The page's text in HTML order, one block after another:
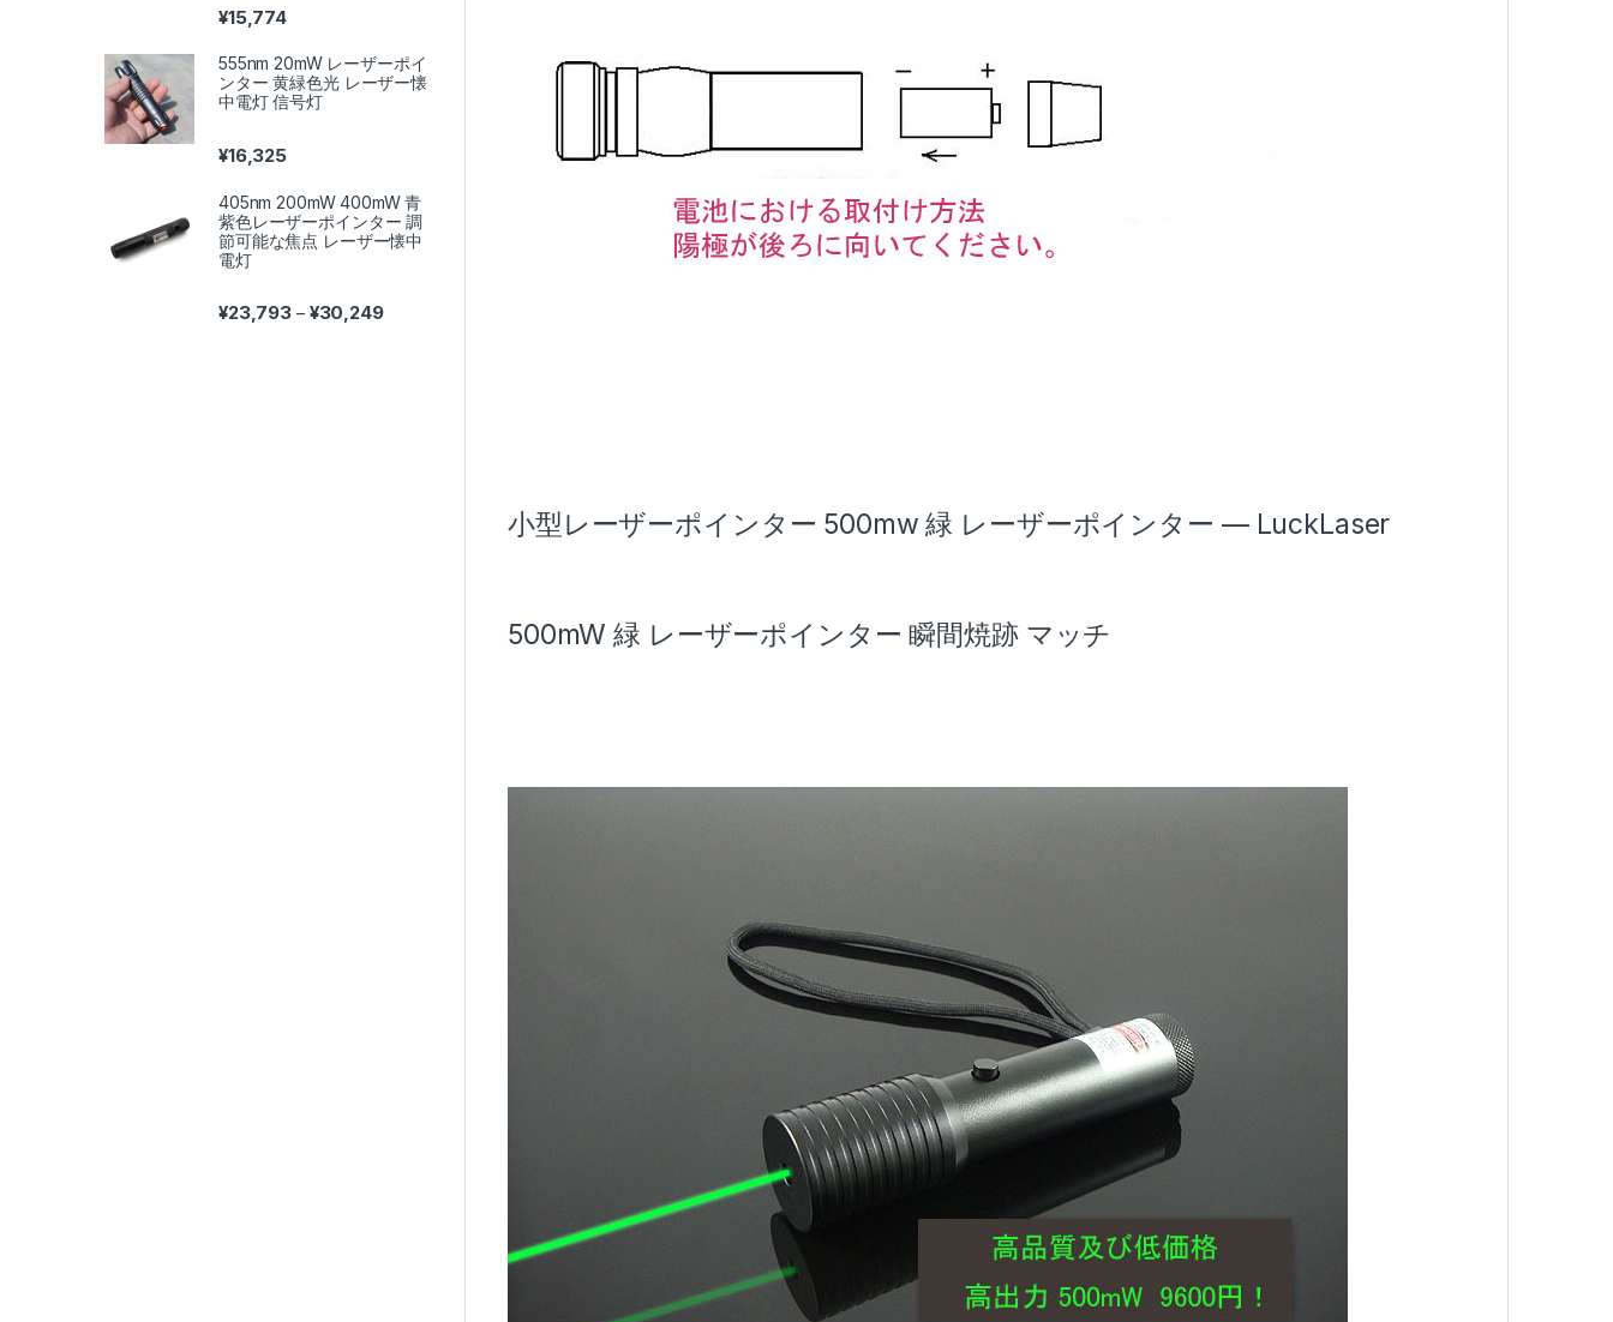
小型レーザーポインター 500mw 緑 レーザーポインター — LuckLaser
500mW 緑 レーザーポインター 瞬間焼跡 マッチ
¥15,774
555nm 20mW レーザーポイ
ンター 黄緑色光 レーザー懐
中電灯 信号灯
¥16,325
405nm 200mW 400mW 青
紫色レーザーポインター 調
節可能な焦点 レーザー懐中
電灯
¥23,793 – ¥30,249価格帯: ¥23,793 – ¥30,249